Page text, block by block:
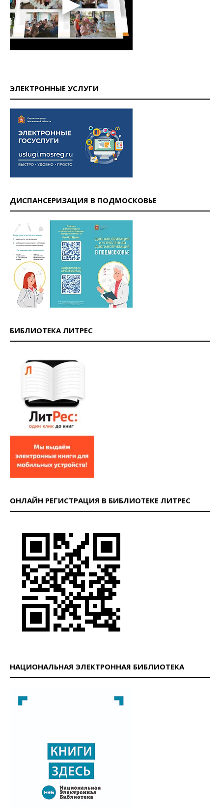
ЭЛЕКТРОННЫЕ УСЛУГИ
ДИСПАНСЕРИЗАЦИЯ В ПОДМОСКОВЬЕ
БИБЛИОТЕКА ЛИТРЕС
ОНЛАЙН РЕГИСТРАЦИЯ В БИБЛИОТЕКЕ ЛИТРЕС
НАЦИОНАЛЬНАЯ ЭЛЕКТРОННАЯ БИБЛИОТЕКА